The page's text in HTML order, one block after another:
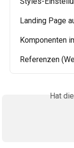
Landing Page
Komponenten
Referenzen
Hat